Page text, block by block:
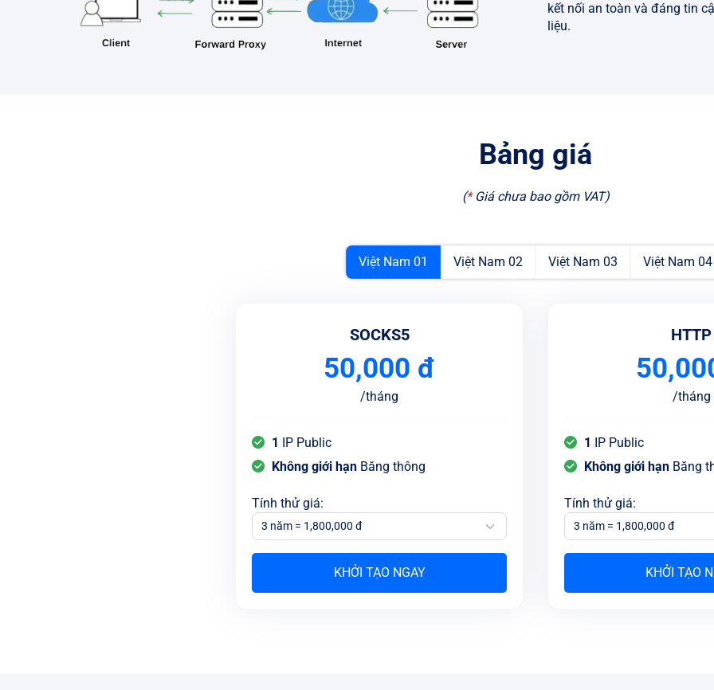
kết nối an toàn và đáng tin
liệu.
Bảng giá
(* Giá chưa bao gồm VAT)
Việt Nam 01 Việt Nam 02 Việt Nam 03 Việt Nam 04
SOCKS5
50,000 đ
/tháng
1 IP Public
Không giới hạn Băng thông
Tính thử giá:
3 năm = 1,800,000 đ
KHỞI TẠO NGAY
HTTP
/tháng
1 IP Public
Không giới hạn Băng
Tính thử giá:
3 năm = 1,800,000 đ
KHỞI TẠO